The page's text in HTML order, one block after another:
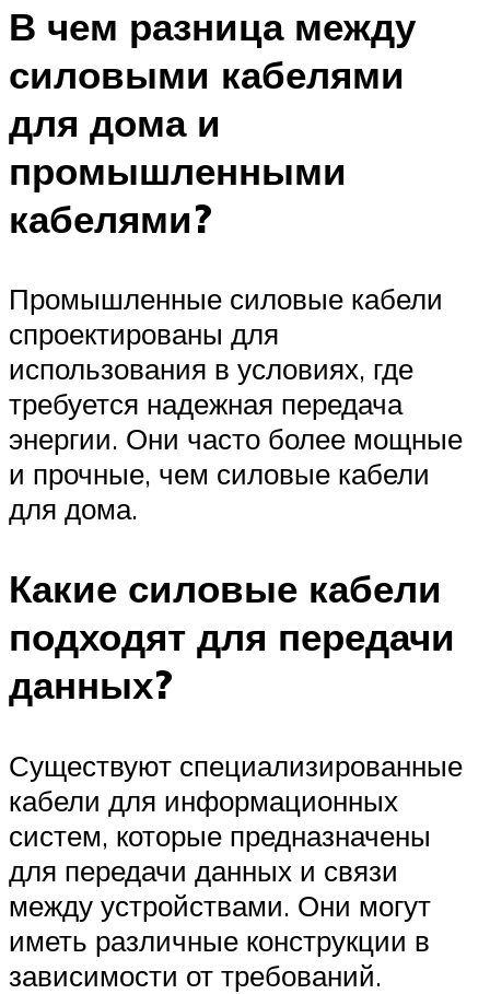
В чем разница между
силовыми кабелями
для дома и
промышленными
кабелями?
Промышленные силовые кабели
спроектированы для
использования в условиях, где
требуется надежная передача
энергии. Они часто более мощные
и прочные, чем силовые кабели
для дома.
Какие силовые кабели
подходят для передачи
данных?
Существуют специализированные
кабели для информационных
систем, которые предназначены
для передачи данных и связи
между устройствами. Они могут
иметь различные конструкции в
зависимости от требований.